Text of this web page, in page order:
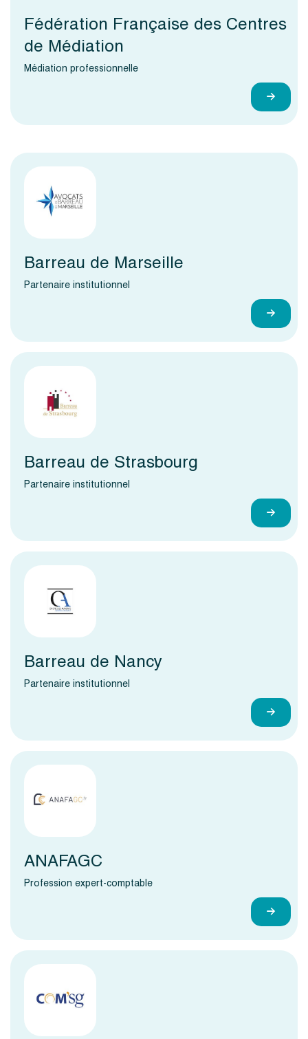
Fédération Française des Centres
de Médiation
Médiation professionnelle
Barreau de Marseille
Partenaire institutionnel
Barreau de Strasbourg
Partenaire institutionnel
Barreau de Nancy
Partenaire institutionnel
ANAFAGC
Profession expert-comptable